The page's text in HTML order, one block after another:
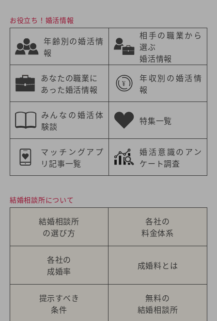
お役立ち！婚活情報
年齢別の婚活情
報
相手の職業から
選ぶ
婚活情報
あなたの職業に
あった婚活情報
年収別の婚活情
報
みんなの婚活体
験談
特集一覧
マッチングアプ
リ記事一覧
婚活意識のアン
ケート調査
結婚相談所について
結婚相談所
の選び方
各社の
料金体系
各社の
成婚率
成婚料とは
提示すべき
条件
無料の
結婚相談所